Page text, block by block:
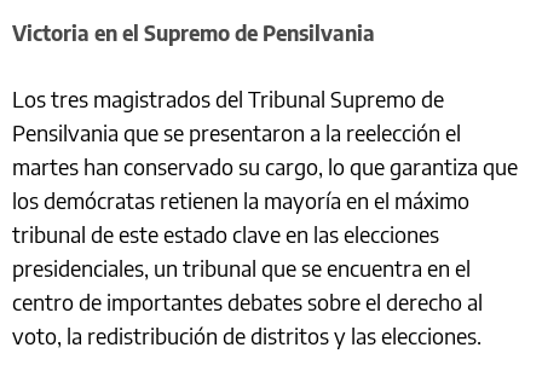
Victoria en el Supremo de Pensilvania
Los tres magistrados del Tribunal Supremo de
Pensilvania que se presentaron a la reelección el
martes han conservado su cargo, lo que garantiza que
los demócratas retienen la mayoría en el máximo
tribunal de este estado clave en las elecciones
presidenciales, un tribunal que se encuentra en el
centro de importantes debates sobre el derecho al
voto, la redistribución de distritos y las elecciones.